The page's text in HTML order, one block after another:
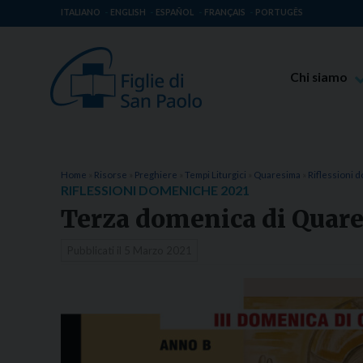
ITALIANO ENGLISH ESPAÑOL FRANÇAIS PORTUGÊS
Chi siamo
Luoghi delle
Home Risorse Preghiere Tempi Liturgici Quaresima Riflessioni
RIFLESSIONI DOMENICHE 2021
Terza domenica di